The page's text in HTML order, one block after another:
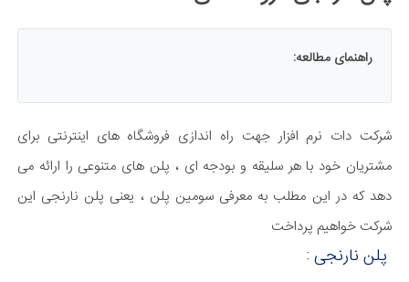
راهنمای مطالعه:
شرکت دات نرم افزار ​جهت راه اندازی فروشگاه های اینترنتی برای
مشتریان خود با هر سلیقه و بودجه ای ، پلن های متنوعی را ارائه می
دهد که در این مطلب به معرفی ​​سومین پلن ، یعنی پلن نارنجی این
شرکت خواهیم پرداخت
پلن نارنجی :